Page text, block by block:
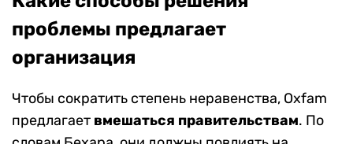
проблемы предлагает
организация
Чтобы сократить степень неравенства, Oxfam
предлагает вмешаться правительствам. По